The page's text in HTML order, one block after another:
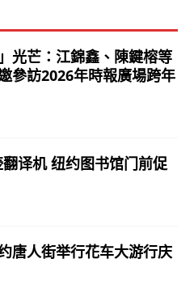
光芒：江錦鑫、陳鍵榕等
參訪2026年時報廣場跨年
译机 纽约图书馆门前促
唐人街举行花车大游行庆